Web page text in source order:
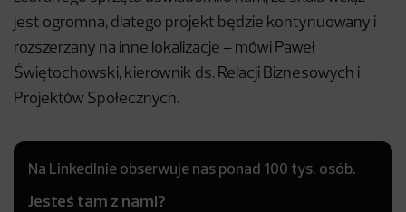
jest ogromna, dlatego projekt będzie kontynuowany i
rozszerzany na inne lokalizacje – mówi Paweł
Świętochowski, kierownik ds. Relacji Biznesowych i
Projektów Społecznych.
Na LinkedInie obserwuje nas ponad 100 tys. osób.
Jesteś tam z nami?